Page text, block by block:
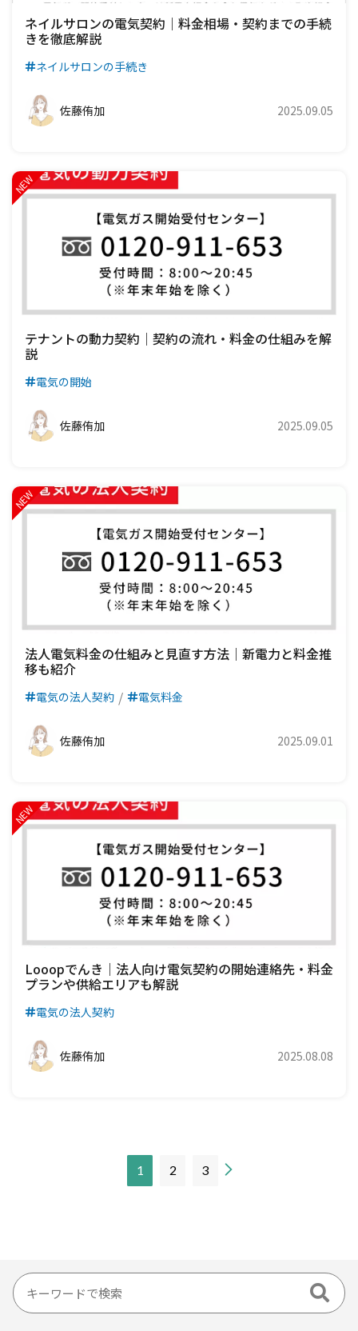
ネイルサロンの電気契約｜料金相場・契約までの手続
きを徹底解説
ネイルサロンの手続き
佐藤侑加 2025.09.05
テナントの動力契約｜契約の流れ・料金の仕組みを解
説
電気の開始
佐藤侑加 2025.09.05
法人電気料金の仕組みと見直す方法｜新電力と料金推
移も紹介
電気の法人契約 電気料金
佐藤侑加 2025.09.01
Looopでんき｜法人向け電気契約の開始連絡先・料金
プランや供給エリアも解説
電気の法人契約
佐藤侑加 2025.08.08
1
在
ジ
2 3